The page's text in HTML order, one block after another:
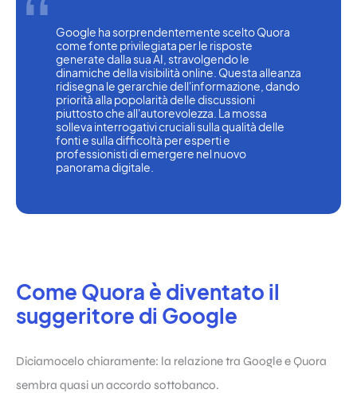
Google ha sorprendentemente scelto Quora
come fonte privilegiata per le risposte
generate dalla sua AI, stravolgendo le
dinamiche della visibilità online. Questa alleanza
ridisegna le gerarchie dell'informazione, dando
priorità alla popolarità delle discussioni
piuttosto che all'autorevolezza. La mossa
solleva interrogativi cruciali sulla qualità delle
fonti e sulla difficoltà per esperti e
professionisti di emergere nel nuovo
panorama digitale.
Come Quora è diventato il
suggeritore di Google
Diciamocelo chiaramente: la relazione tra Google e Quora
sembra quasi un accordo sottobanco.